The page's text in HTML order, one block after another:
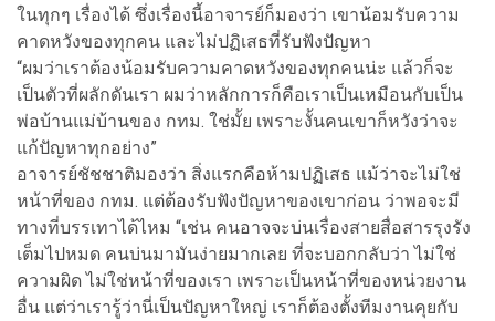
ในทุกๆ เรื่องได้ ซึ่งเรื่องนี้อาจารย์ก็มองว่า เขาน้อมรับความ
คาดหวังของทุกคน และไม่ปฏิเสธที่รับฟังปัญหา
“ผมว่าเราต้องน้อมรับความคาดหวังของทุกคนน่ะ แล้วก็จะ
เป็นตัวที่ผลักดันเรา ผมว่าหลักการก็คือเราเป็นเหมือนกับเป็น
พ่อบ้านแม่บ้านของ กทม. ใช่มั้ย เพราะงั้นคนเขาก็หวังว่าจะ
แก้ปัญหาทุกอย่าง”
อาจารย์ชัชชาติมองว่า สิ่งแรกคือห้ามปฏิเสธ แม้ว่าจะไม่ใช่
หน้าที่ของ กทม. แต่ต้องรับฟังปัญหาของเขาก่อน ว่าพอจะมี
ทางที่บรรเทาได้ไหม “เช่น คนอาจจะบ่นเรื่องสายสื่อสารรุงรัง
เต็มไปหมด คนบ่นมามันง่ายมากเลย ที่จะบอกกลับว่า ไม่ใช่
ความผิด ไม่ใช่หน้าที่ของเรา เพราะเป็นหน้าที่ของหน่วยงาน
อื่น แต่ว่าเรารู้ว่านี่เป็นปัญหาใหญ่ เราก็ต้องตั้งทีมงานคุยกับ